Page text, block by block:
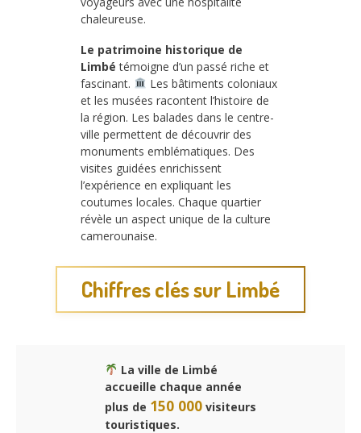
chaleureuse.
Le patrimoine historique de
Limbé témoigne d’un passé riche et
fascinant.
Les bâtiments coloniaux
et les musées racontent l’histoire de
la région. Les balades dans le centre-
ville permettent de découvrir des
monuments emblématiques. Des
visites guidées enrichissent
l’expérience en expliquant les
coutumes locales. Chaque quartier
révèle un aspect unique de la culture
camerounaise.
Chiffres clés sur Limbé
La ville de Limbé
accueille chaque année
plus de 150 000 visiteurs
touristiques.